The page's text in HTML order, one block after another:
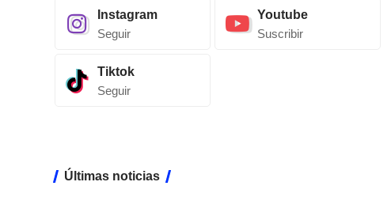
Instagram
Seguir
Youtube
Suscribir
Tiktok
Seguir
Últimas noticias